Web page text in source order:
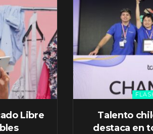
Libre
Talento
destaca en